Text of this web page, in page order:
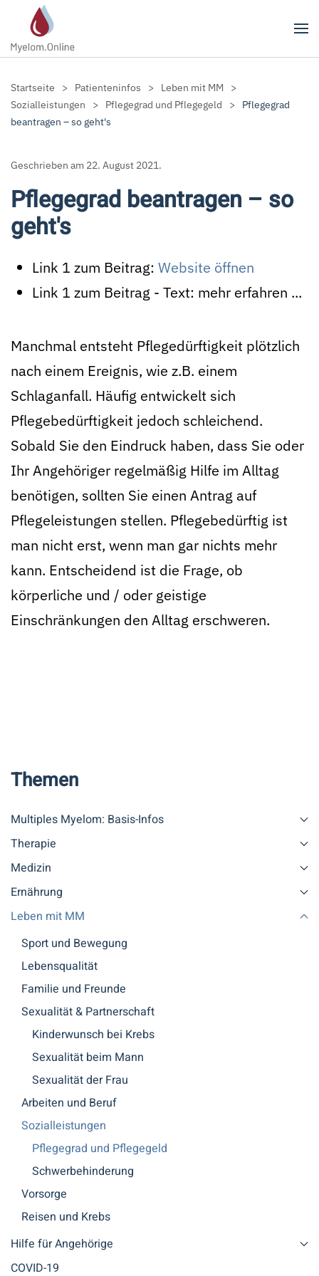
Zum Hauptinhalt springen
Startseite Patienteninfos
Leben mit MM
Sozialleistungen
Pflegegrad und Pflegegeld
Pflegegrad
beantragen – so geht's
Geschrieben am 22. August 2021.
Pflegegrad beantragen – so
geht's
Link 1 zum Beitrag: Website öffnen
Link 1 zum Beitrag - Text: mehr erfahren ...
Manchmal entsteht Pflegedürftigkeit plötzlich
nach einem Ereignis, wie z.B. einem
Schlaganfall. Häufig entwickelt sich
Pflegebedürftigkeit jedoch schleichend.
Sobald Sie den Eindruck haben, dass Sie oder
Ihr Angehöriger regelmäßig Hilfe im Alltag
benötigen, sollten Sie einen Antrag auf
Pflegeleistungen stellen. Pflegebedürftig ist
man nicht erst, wenn man gar nichts mehr
kann. Entscheidend ist die Frage, ob
körperliche und / oder geistige
Einschränkungen den Alltag erschweren.
Themen
Multiples Myelom: Basis-Infos
Therapie
Medizin
Ernährung
Leben mit MM
Sport und Bewegung
Lebensqualität
Familie und Freunde
Sexualität & Partnerschaft
Kinderwunsch bei Krebs
Sexualität beim Mann
Sexualität der Frau
Arbeiten und Beruf
Sozialleistungen
Pflegegrad und Pflegegeld
Schwerbehinderung
Vorsorge
Reisen und Krebs
Hilfe für Angehörige
COVID-19